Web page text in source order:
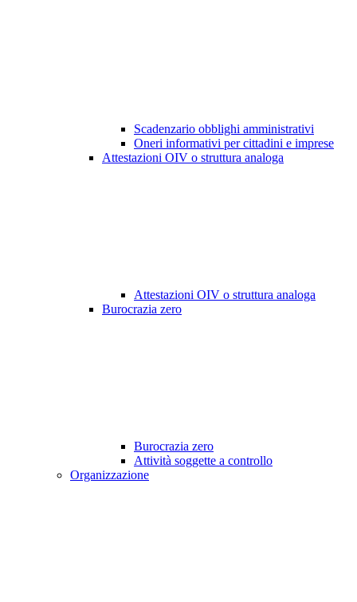
Scadenzario obblighi amministrativi
Oneri informativi per cittadini e imprese
Attestazioni OIV o struttura analoga
Attestazioni OIV o struttura analoga
Burocrazia zero
Burocrazia zero
Attività soggette a controllo
Organizzazione